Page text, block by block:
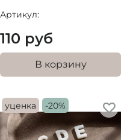
Артикул:
110 руб
В корзину
уценка -20%